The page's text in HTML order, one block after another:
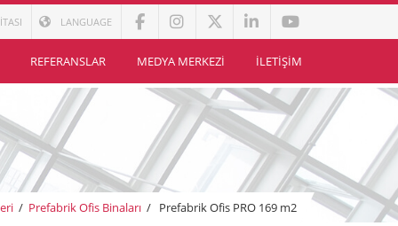
LANGUAGE
REFERANSLAR MEDYA MERKEZI İLETIŞIM
/ Prefabrik Ofis Binaları / Prefabrik Ofis PRO 169 m2